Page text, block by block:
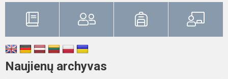
Naujienų archyvas